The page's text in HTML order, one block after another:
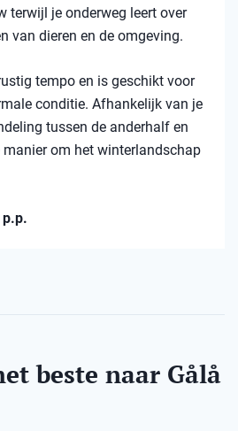
terwijl je onderweg leert over
van dieren en de omgeving.
tempo en is geschikt voor
conditie. Afhankelijk van je
tussen de anderhalf en
om het winterlandschap
p.p.
beste naar Gålå